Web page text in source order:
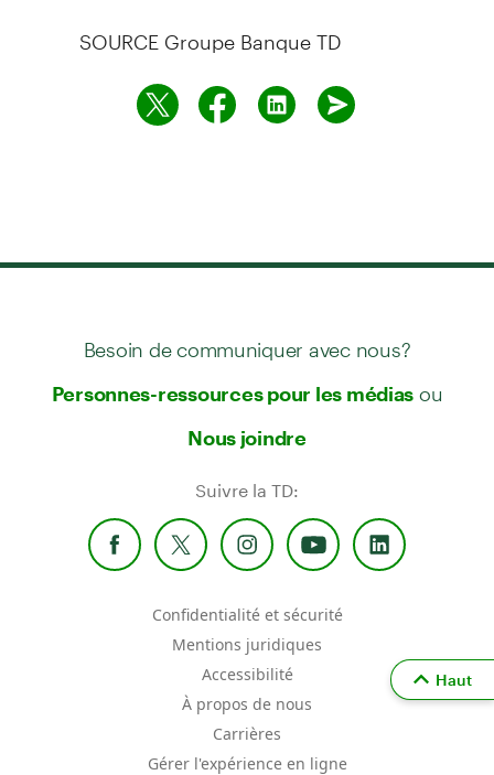
SOURCE Groupe Banque TD
Besoin de communiquer avec nous?
Personnes-ressources pour les médias ou
Nous joindre
Suivre la TD:
Confidentialité et sécurité
Mentions juridiques
Accessibilité
À propos de nous
Carrières
Gérer l'expérience en ligne
Haut